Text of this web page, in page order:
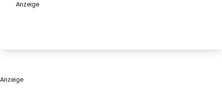
Anzeige
Anzeige